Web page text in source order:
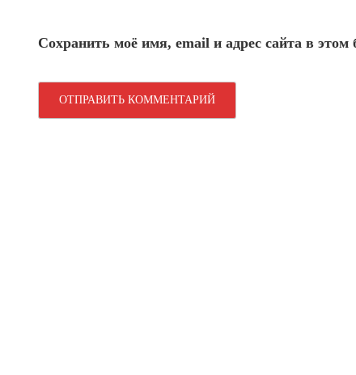
Сохранить моё имя, email и адрес сайта в